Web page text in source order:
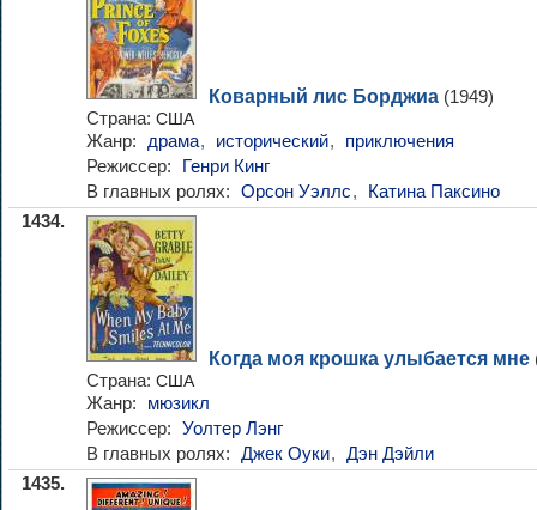
Коварный лис Борджиа (1949)
Страна: США
Жанр: драма, исторический,
приключения
Режиссер:
Генри Кинг
В главных ролях: Орсон Уэллс, Катина Паксино
1434.
Когда моя крошка улыбается мне
Страна: США
Жанр:
мюзикл
Режиссер: Уолтер Лэнг
В главных ролях: Джек Оуки, Дэн Дэйли
1435.